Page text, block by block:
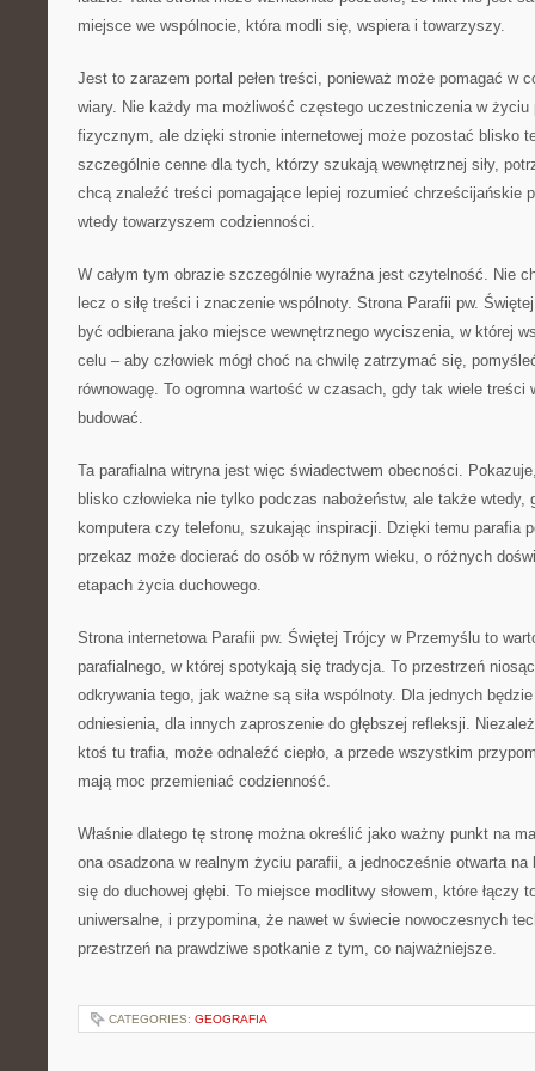
miejsce we wspólnocie, która modli się, wspiera i towarzyszy.
Jest to zarazem portal pełen treści, ponieważ może pomagać w
wiary. Nie każdy ma możliwość częstego uczestniczenia w życiu
fizycznym, ale dzięki stronie internetowej może pozostać blisko
szczególnie cenne dla tych, którzy szukają wewnętrznej siły,
chcą znaleźć treści pomagające lepiej rozumieć chrześcijańskie
wtedy towarzyszem codzienności.
W całym tym obrazie szczególnie wyraźna jest czytelność. Nie
lecz o siłę treści i znaczenie wspólnoty. Strona Parafii pw.
być odbierana jako miejsce wewnętrznego wyciszenia, w której
celu – aby człowiek mógł choć na chwilę zatrzymać się,
równowagę. To ogromna wartość w czasach, gdy tak wiele
budować.
Ta parafialna witryna jest więc świadectwem obecności.
blisko człowieka nie tylko podczas nabożeństw, ale także wtedy,
komputera czy telefonu, szukając inspiracji. Dzięki temu parafia
przekaz może docierać do osób w różnym wieku, o różnych
etapach życia duchowego.
Strona internetowa Parafii pw. Świętej Trójcy w Przemyślu to
parafialnego, w której spotykają się tradycja. To przestrzeń
odkrywania tego, jak ważne są siła wspólnoty. Dla jednych
odniesienia, dla innych zaproszenie do głębszej refleksji.
ktoś tu trafia, może odnaleźć ciepło, a przede wszystkim
mają moc przemieniać codzienność.
Właśnie dlatego tę stronę można określić jako ważny punkt na
ona osadzona w realnym życiu parafii, a jednocześnie otwarta
się do duchowej głębi. To miejsce modlitwy słowem, które łączy
uniwersalne, i przypomina, że nawet w świecie nowoczesnych
przestrzeń na prawdziwe spotkanie z tym, co najważniejsze.
CATEGORIES: GEOGRAFIA